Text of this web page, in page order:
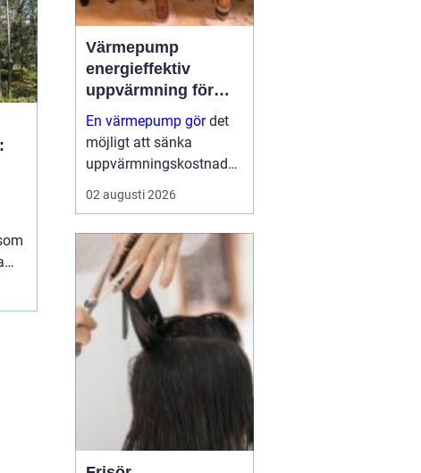
Värmepump
energieffektiv
uppvärmning för
moderna hem
En värmepump gördet
möjligt att sänka
uppvärmningskostnader
na rejält och samtidigt
få ett behagligare
Genom att flytta energi
från luft, mark eller berg
till husets värm...
02 augusti 2026